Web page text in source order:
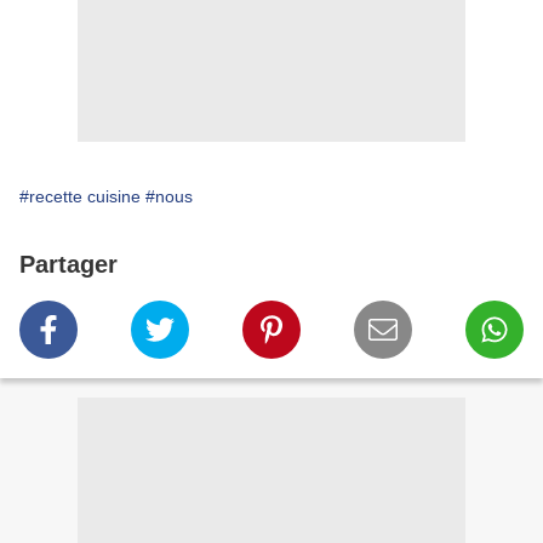
#recette cuisine #nous
Partager